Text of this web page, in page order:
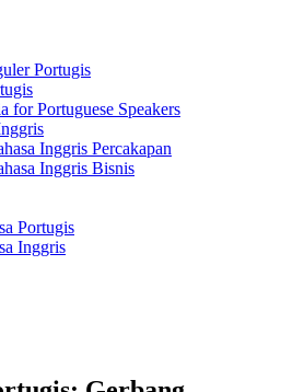
Portugis
for Portuguese Speakers
Inggris Percakapan
Inggris Bisnis
Portugis
Inggris